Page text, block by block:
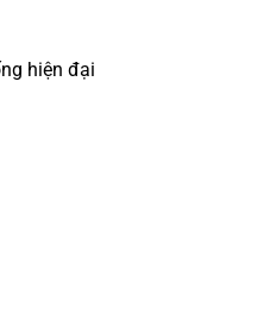
hiện đại